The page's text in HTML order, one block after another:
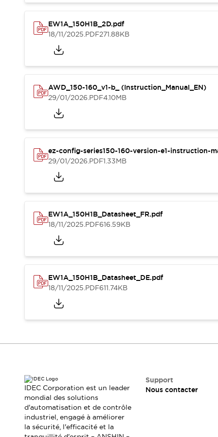
Lois et normes relatives à la sécurité
Cours sur l'équipement de sécurité
Tout explorer
Fichiers CAO
Produits conformes aux normes
DocumentationWebinaires
Vidéothèque
Téléchargements et Mises à jour
Conformité
Outils de sélection
Quoi de neuf
Support
Nous contacter
Où acheter
Distributeurs en ligne
EW1A_150H1B_2D.pdf
18/11/2025.PDF271.88KB
AWD_150-160_v1-b_ (Instruction_Manual_EN)
29/01/2026.PDF4.10MB
ez-config-series150-160-version-e1-instruction-
29/01/2026.PDF1.33MB
EW1A_150H1B_Datasheet_FR.pdf
18/11/2025.PDF616.59KB
EW1A_150H1B_Datasheet_DE.pdf
18/11/2025.PDF611.74KB
IDEC Corporation est un leader
mondial des solutions
d'automatisation et de contrôle
industriel, engagé à améliorer
la sécurité, l'efficacité et la
Support
Nous contacter